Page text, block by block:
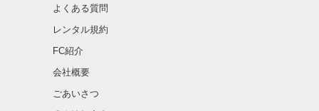
よくある質問
レンタル規約
FC紹介
会社概要
ごあいさつ